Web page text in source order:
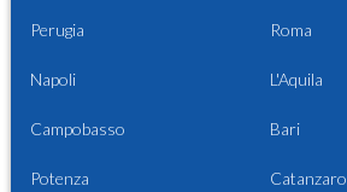
Perugia Roma
Napoli L'Aquila
Campobasso Bari
Potenza Catanzaro